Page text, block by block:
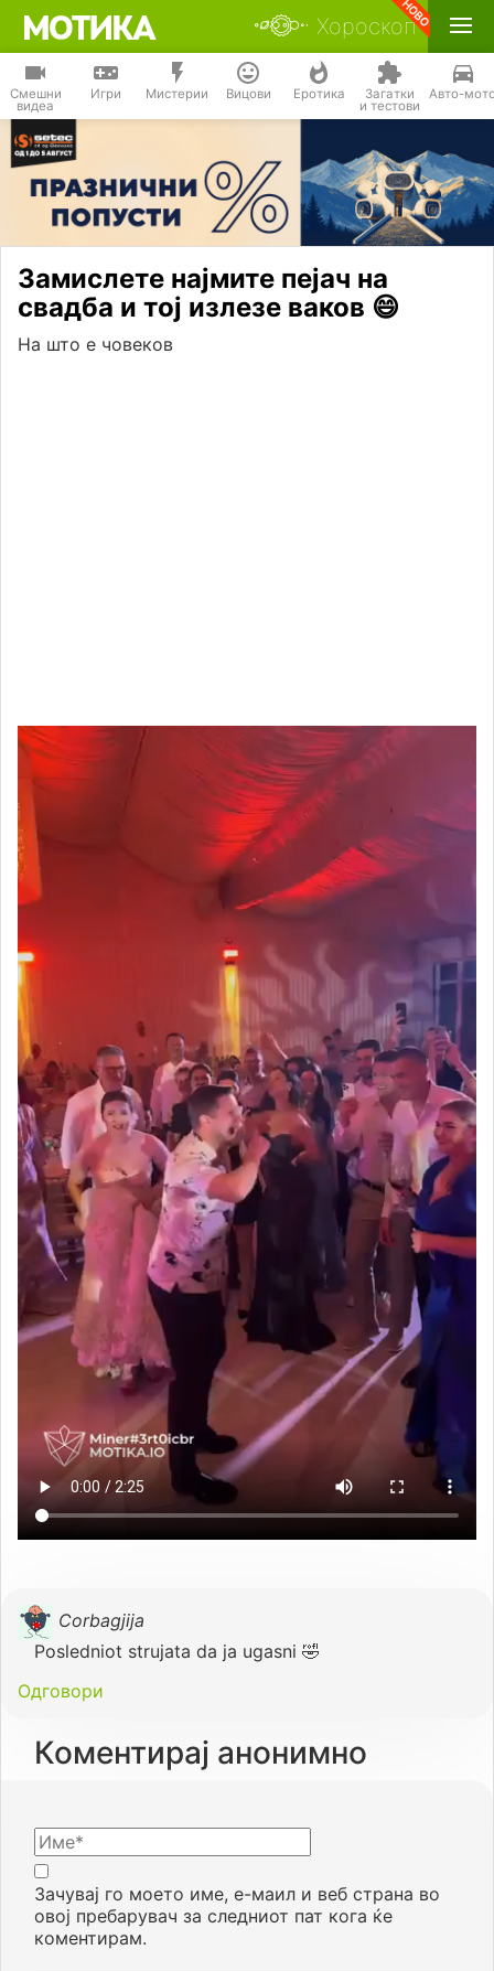
Хороскоп
Смешни
видеа
Игри Мистерии Вицови Еротика Загатки
и тестови
Авто-
Замислете најмите пејач на
свадба и тој излезе ваков 😄
На што е човеков
Corbagjija
Posledniot strujata da ja ugasni 🤣
Одговори
Коментирај анонимно
Зачувај го моето име, е-маил и веб страна во
овој пребарувач за следниот пат кога ќе
коментирам.